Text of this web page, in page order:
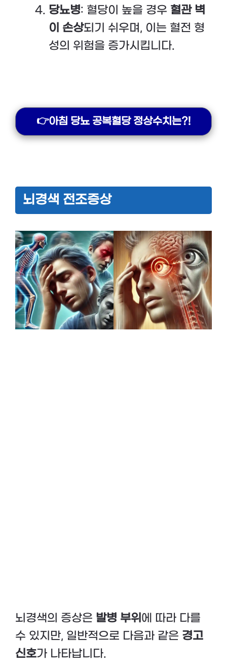
당뇨병: 혈당이 높을 경우 혈관 벽
이 손상되기 쉬우며, 이는 혈전 형
성의 위험을 증가시킵니다.
👉아침 당뇨 공복혈당 정상수치는?!
뇌경색 전조증상
뇌경색의 증상은 발병 부위 에 따라 다를
수 있지만, 일반적으로 다음과 같은 경고
신호가 나타납니다.